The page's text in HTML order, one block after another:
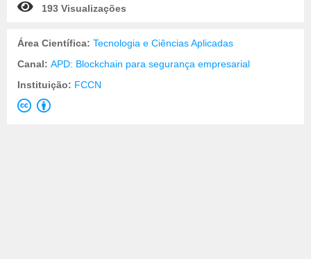
193 Visualizações
Área Científica: Tecnologia e Ciências Aplicadas
Canal: APD: Blockchain para segurança empresarial
Instituição: FCCN